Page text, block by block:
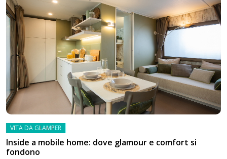
VITA DA GLAMPER
Inside a mobile home: dove glamour e comfort si
fondono